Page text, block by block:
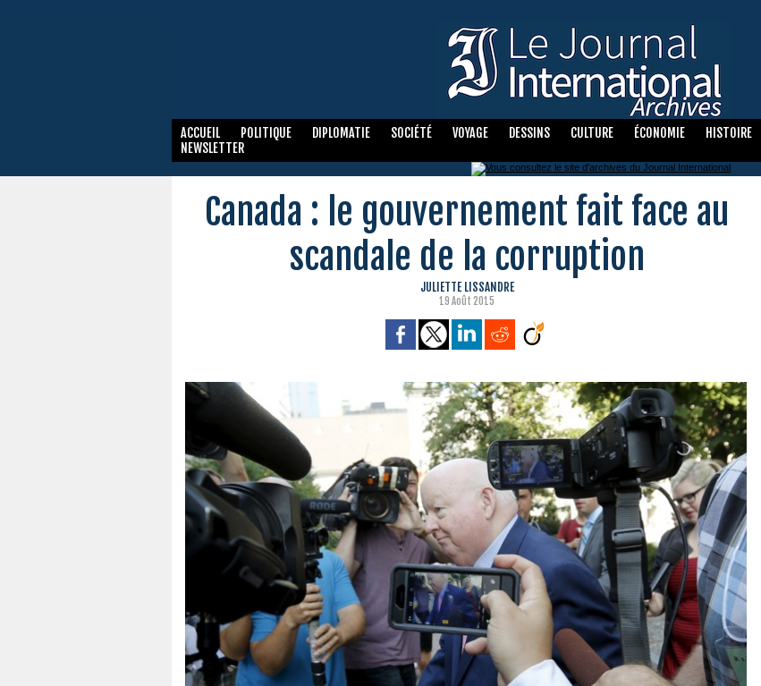
ACCUEIL POLITIQUE DIPLOMATIE SOCIÉTÉ VOYAGE DESSINS CULTURE ÉCONOMIE HISTOIRE
NEWSLETTER
Canada : le gouvernement fait face au
scandale de la corruption
JULIETTE LISSANDRE
19 Août 2015